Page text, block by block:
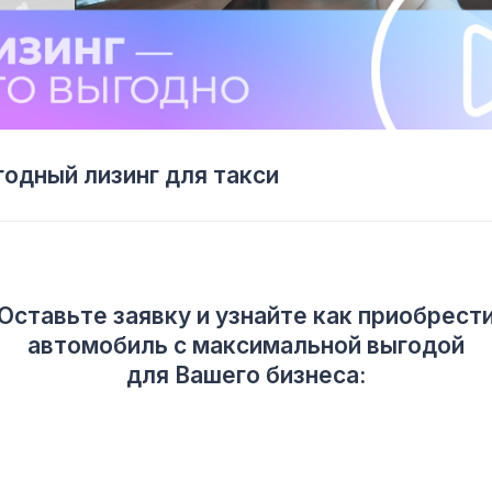
лизинг для такси
заявку и узнайте как
автомобиль с максимальной выгодой
для Вашего бизнеса: